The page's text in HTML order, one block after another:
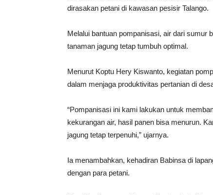
dirasakan petani di kawasan pesisir Talango.
Melalui bantuan pompanisasi, air dari sumur
tanaman jagung tetap tumbuh optimal.
Menurut Koptu Hery Kiswanto, kegiatan
dalam menjaga produktivitas pertanian di
“Pompanisasi ini kami lakukan untuk
kekurangan air, hasil panen bisa menurun.
jagung tetap terpenuhi,” ujarnya.
Ia menambahkan, kehadiran Babinsa di
dengan para petani.